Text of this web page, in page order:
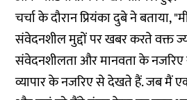
चर्चा के दौरान प्रियंका दुबे ने बताया,
संवेदनशील मुद्दों पर खबर करते वक्त
संवेदनशीलता और मानवता के
व्यापार के नजरिए से देखते हैं. जब मैं